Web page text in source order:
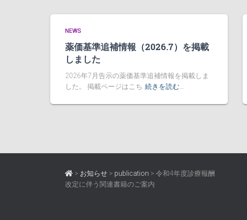
NEWS
薬価基準追補情報（2026.7）を掲載
しました
2026年7月告示の薬価基準追補情報を掲載しま
した。 掲載ページはこち 続きを読む…
> お知らせ > publication > 令和4年度診療報酬
改定に伴う関連書籍のご案内